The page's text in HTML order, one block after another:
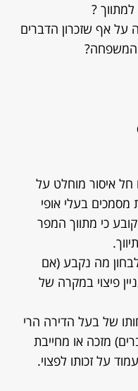
?
אף שזכרון הדברים
חל איסור מוחלט על
מסמכים בעלי אופי
כי מתווך המפר
לבחון מה נקבע (אם
פיצוי במקרה של
של בעל הדירה הרי
מזכה או מחייבת
על זכותו לפצוי.